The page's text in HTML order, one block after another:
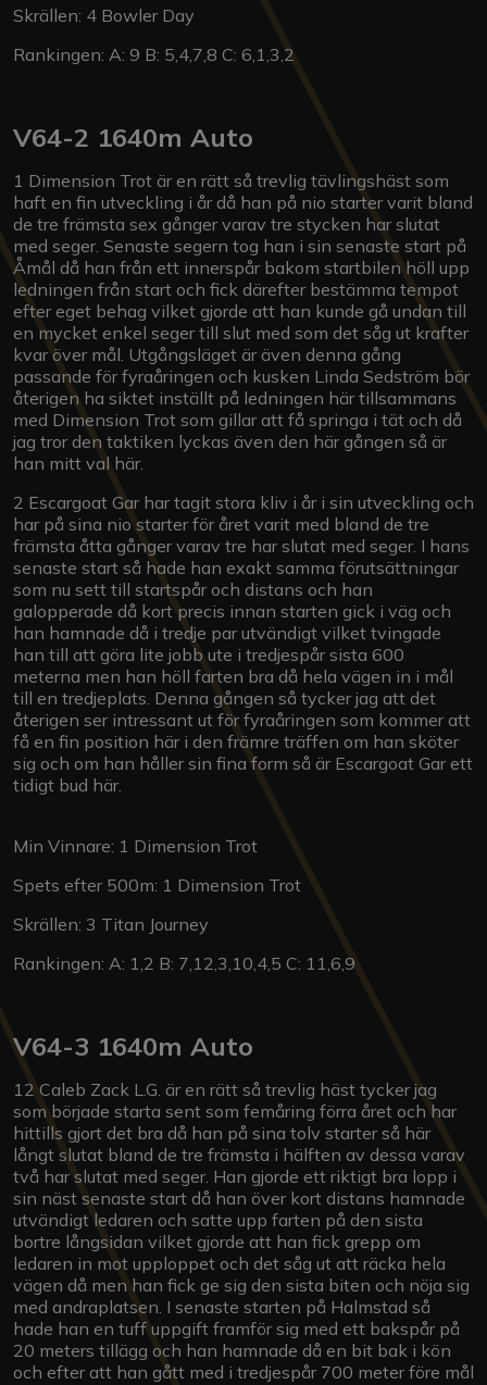
Skrällen: 4 Bowler Day
Rankingen: A: 9 B: 5,4,7,8 C: 6,1,3,2
V64-2 1640m Auto
1 Dimension Trot är en rätt så trevlig tävlingshäst som
haft en fin utveckling i år då han på nio starter varit bland
de tre främsta sex gånger varav tre stycken har slutat
med seger. Senaste segern tog han i sin senaste start på
Åmål då han från ett innerspår bakom startbilen höll upp
ledningen från start och fick därefter bestämma tempot
efter eget behag vilket gjorde att han kunde gå undan till
en mycket enkel seger till slut med som det såg ut krafter
kvar över mål. Utgångsläget är även denna gång
passande för fyraåringen och kusken Linda Sedström bör
återigen ha siktet inställt på ledningen här tillsammans
med Dimension Trot som gillar att få springa i tät och då
jag tror den taktiken lyckas även den här gången så är
han mitt val här.
2 Escargoat Gar har tagit stora kliv i år i sin utveckling och
har på sina nio starter för året varit med bland de tre
främsta åtta gånger varav tre har slutat med seger. I hans
senaste start så hade han exakt samma förutsättningar
som nu sett till startspår och distans och han
galopperade då kort precis innan starten gick i väg och
han hamnade då i tredje par utvändigt vilket tvingade
han till att göra lite jobb ute i tredjespår sista 600
meterna men han höll farten bra då hela vägen in i mål
till en tredjeplats. Denna gången så tycker jag att det
återigen ser intressant ut för fyraåringen som kommer att
få en fin position här i den främre träffen om han sköter
sig och om han håller sin fina form så är Escargoat Gar ett
tidigt bud här.
Min Vinnare: 1 Dimension Trot
Spets efter 500m: 1 Dimension Trot
Skrällen: 3 Titan Journey
Rankingen: A: 1,2 B: 7,12,3,10,4,5 C: 11,6,9
V64-3 1640m Auto
12 Caleb Zack L.G. är en rätt så trevlig häst tycker jag
som började starta sent som femåring förra året och har
hittills gjort det bra då han på sina tolv starter så här
långt slutat bland de tre främsta i hälften av dessa varav
två har slutat med seger. Han gjorde ett riktigt bra lopp i
sin näst senaste start då han över kort distans hamnade
utvändigt ledaren och satte upp farten på den sista
bortre långsidan vilket gjorde att han fick grepp om
ledaren in mot upploppet och det såg ut att räcka hela
vägen då men han fick ge sig den sista biten och nöja sig
med andraplatsen. I senaste starten på Halmstad så
hade han en tuff uppgift framför sig med ett bakspår på
20 meters tillägg och han hamnade då en bit bak i kön
och efter att han gått med i tredjespår 700 meter före mål